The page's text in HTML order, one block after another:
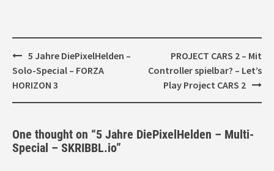
Post
navigation
5 Jahre DiePixelHelden –
Solo-Special – FORZA
HORIZON 3
PROJECT CARS 2 – Mit
Controller spielbar? – Let’s
Play Project CARS 2
One thought on “5 Jahre DiePixelHelden – Multi-
Special – SKRIBBL.io”